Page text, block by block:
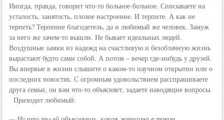
Иногда, правда, говорит что-то больное-больное. Списываете на
усталость, занятость, плохое настроение. И терпите. А как не
терпеть? Терпение благодетель, да и любимый же человек. Замуж
за него же зачем-то вышли. Не бывает идеальных людей.
Воздушные замки из надежд на счастливую и безоблачную жизнь
вырастают будто сами собой. А потом – вечер где-нибудь у друзей.
Вы впервые в жизни слышите о каком-то научном открытии или о
последних новостях. С огромным удовольствием расспрашиваете
друга семьи, он вам что-то объясняет, задаете наводящие вопросы.
Приходит любимый: